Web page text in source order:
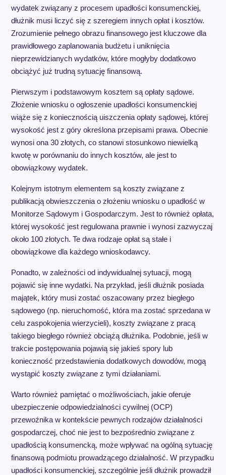
wydatek związany z procesem upadłości konsumenckiej,
dłużnik musi liczyć się z szeregiem innych opłat i kosztów.
Zrozumienie pełnego obrazu finansowego jest kluczowe dla
prawidłowego zaplanowania budżetu i uniknięcia
nieprzewidzianych wydatków, które mogłyby dodatkowo
obciążyć już trudną sytuację finansową.
Pierwszym i podstawowym kosztem są opłaty sądowe.
Złożenie wniosku o ogłoszenie upadłości konsumenckiej
wiąże się z koniecznością uiszczenia opłaty sądowej, której
wysokość jest z góry określona przepisami prawa. Obecnie
wynosi ona 30 złotych, co stanowi stosunkowo niewielką
kwotę w porównaniu do innych kosztów, ale jest to
obowiązkowy wydatek.
Kolejnym istotnym elementem są koszty związane z
publikacją obwieszczenia o złożeniu wniosku o upadłość w
Monitorze Sądowym i Gospodarczym. Jest to również opłata,
której wysokość jest regulowana prawnie i wynosi zazwyczaj
około 100 złotych. Te dwa rodzaje opłat są stałe i
obowiązkowe dla każdego wnioskodawcy.
Ponadto, w zależności od indywidualnej sytuacji, mogą
pojawić się inne wydatki. Na przykład, jeśli dłużnik posiada
majątek, który musi zostać oszacowany przez biegłego
sądowego (np. nieruchomość, która ma zostać sprzedana w
celu zaspokojenia wierzycieli), koszty związane z pracą
takiego biegłego również obciążą dłużnika. Podobnie, jeśli w
trakcie postępowania pojawią się jakieś spory lub
konieczność przedstawienia dodatkowych dowodów, mogą
wystąpić koszty związane z tymi działaniami.
Warto również pamiętać o możliwościach, jakie oferuje
ubezpieczenie odpowiedzialności cywilnej (OCP)
przewoźnika w kontekście pewnych rodzajów działalności
gospodarczej, choć nie jest to bezpośrednio związane z
upadłością konsumencką, może wpływać na ogólną sytuację
finansową podmiotu prowadzącego działalność. W przypadku
upadłości konsumenckiej, szczególnie jeśli dłużnik prowadził